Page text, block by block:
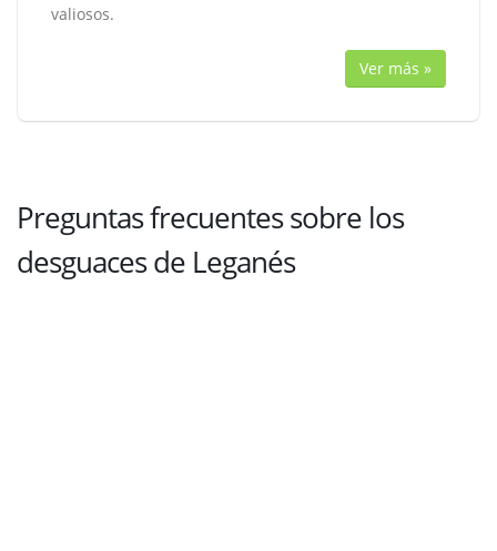
valiosos.
Ver más »
Preguntas frecuentes sobre los
desguaces de Leganés